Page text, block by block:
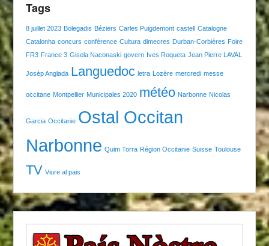
Tags
8 juillet 2023 Bolegadis Béziers Carles Puigdemont castell Catalogne
Catalonha concurs conférence Cultura dimecres Durban-Corbières Foire
FR3 France 3 Gisela Naconaski govern Ives Roqueta Jean Pierre LAVAL
Josèp Anglada Languedoc letra Lozère mercredi messe
occitane Montpellier Municipales 2020 météo Narbonne Nicolas
Garcia Occitanie Ostal Occitan
Narbonne Quim Torra Région Occitanie Suisse Toulouse
TV Viure al pais